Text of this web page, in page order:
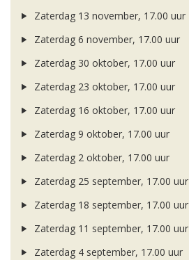
Zaterdag 13 november, 17.00 uur
Zaterdag 6 november, 17.00 uur
Zaterdag 30 oktober, 17.00 uur
Zaterdag 23 oktober, 17.00 uur
Zaterdag 16 oktober, 17.00 uur
Zaterdag 9 oktober, 17.00 uur
Zaterdag 2 oktober, 17.00 uur
Zaterdag 25 september, 17.00 uur
Zaterdag 18 september, 17.00 uur
Zaterdag 11 september, 17.00 uur
Zaterdag 4 september, 17.00 uur